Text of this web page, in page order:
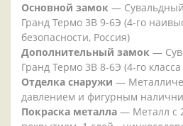
Основной замок — Сувальдный
Гранд Термо 3В 9-6Э (4-го
безопасности, Россия)
Дополнительный замок —
Гранд Термо 3В 8-6Э (4-го
Отделка снаружи —
давлением и фигурным
Покраска металла — Металл с